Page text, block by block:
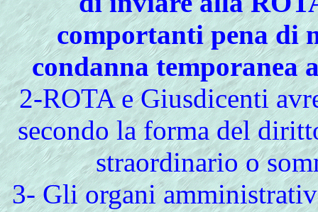
comportanti pena di
condanna temporanea
2-ROTA e Giusdicenti
secondo la forma del
straordinario o
3- Gli organi